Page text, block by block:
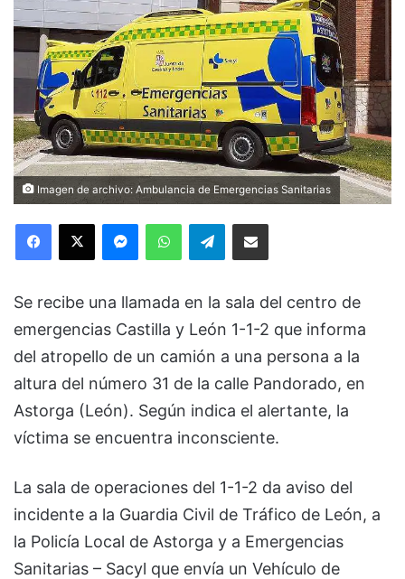
Imagen de archivo: Ambulancia de Emergencias Sanitarias
Facebook
X MessengerWhatsAppTelegramCompartir via Email
Se recibe una llamada en la sala del centro de
emergencias Castilla y León 1-1-2 que informa
del atropello de un camión a una persona a la
altura del número 31 de la calle Pandorado, en
Astorga (León). Según indica el alertante, la
víctima se encuentra inconsciente.
La sala de operaciones del 1-1-2 da aviso del
incidente a la Guardia Civil de Tráfico de León, a
la Policía Local de Astorga y a Emergencias
Sanitarias – Sacyl que envía un Vehículo de